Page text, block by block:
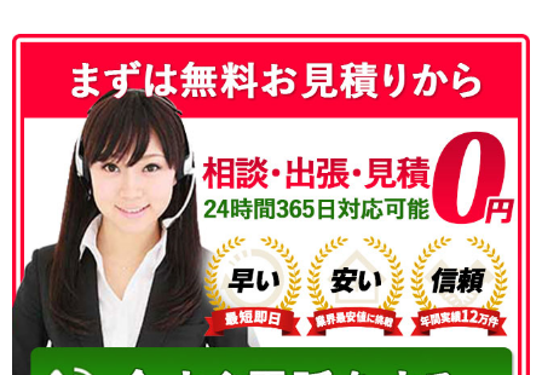
050-3186-4780